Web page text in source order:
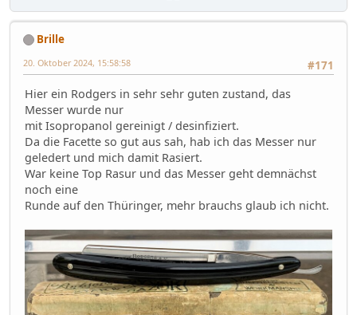
Brille
#171
20. Oktober 2024, 15:58:58
Hier ein Rodgers in sehr sehr guten zustand, das
Messer wurde nur
mit Isopropanol gereinigt / desinfiziert.
Da die Facette so gut aus sah, hab ich das Messer nur
geledert und mich damit Rasiert.
War keine Top Rasur und das Messer geht demnächst
noch eine
Runde auf den Thüringer, mehr brauchs glaub ich nicht.